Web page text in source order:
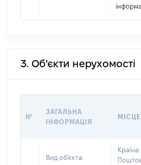
3. Об'єкти нерухомості
№
ЗАГАЛЬНА
ІНФОРМАЦІЯ
Вид об'єкта:
Країна: